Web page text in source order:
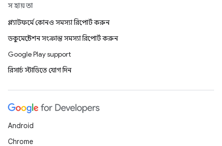
সহায়তা
প্ল্যাটফর্মে কোনও সমস্যা রিপোর্ট করুন
ডকুমেন্টেশন সংক্রান্ত সমস্যা রিপোর্ট করুন
Google Play support
রিসার্চ স্টাডিতে যোগ দিন
Android
Chrome